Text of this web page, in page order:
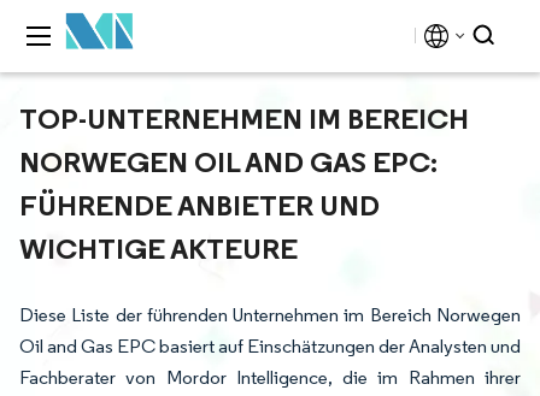
TOP-UNTERNEHMEN IM BEREICH
NORWEGEN OIL AND GAS EPC:
FÜHRENDE ANBIETER UND
WICHTIGE AKTEURE
Diese Liste der führenden Unternehmen im Bereich Norwegen
Oil and Gas EPC basiert auf Einschätzungen der Analysten und
Fachberater von Mordor Intelligence, die im Rahmen ihrer